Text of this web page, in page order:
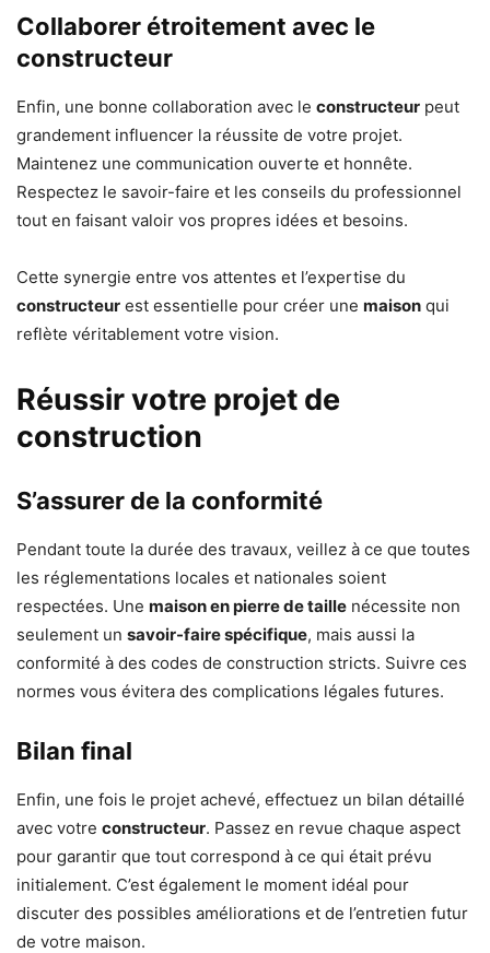
Collaborer étroitement avec le
constructeur
Enfin, une bonne collaboration avec le constructeur peut
grandement influencer la réussite de votre projet.
Maintenez une communication ouverte et honnête.
Respectez le savoir-faire et les conseils du professionnel
tout en faisant valoir vos propres idées et besoins.
Cette synergie entre vos attentes et l’expertise du
constructeur est essentielle pour créer une maison qui
reflète véritablement votre vision.
Réussir votre projet de
construction
S’assurer de la conformité
Pendant toute la durée des travaux, veillez à ce que toutes
les réglementations locales et nationales soient
respectées. Une maison en pierre de taille nécessite non
seulement un savoir-faire spécifique, mais aussi la
conformité à des codes de construction stricts. Suivre ces
normes vous évitera des complications légales futures.
Bilan final
Enfin, une fois le projet achevé, effectuez un bilan détaillé
avec votre constructeur. Passez en revue chaque aspect
pour garantir que tout correspond à ce qui était prévu
initialement. C’est également le moment idéal pour
discuter des possibles améliorations et de l’entretien futur
de votre maison.